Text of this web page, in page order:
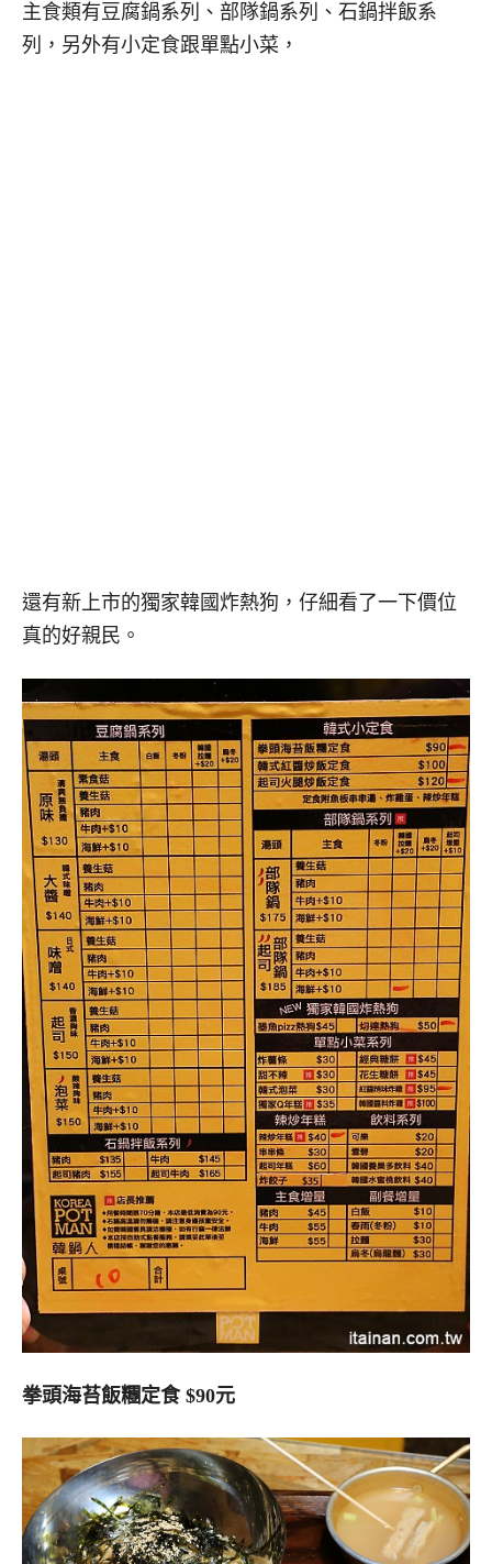
主食類有豆腐鍋系列、部隊鍋系列、石鍋拌飯系
列，另外有小定食跟單點小菜，
還有新上市的獨家韓國炸熱狗，仔細看了一下價位
真的好親民。
拳頭海苔飯糰定食 $90元